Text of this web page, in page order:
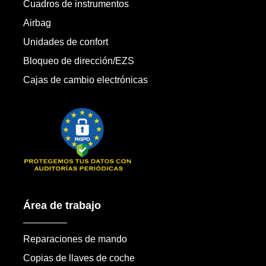
Cuadros de instrumentos
Airbag
Unidades de confort
Bloqueo de dirección/EZS
Cajas de cambio electrónicas
Área de trabajo
Reparaciones de mando
Copias de llaves de coche